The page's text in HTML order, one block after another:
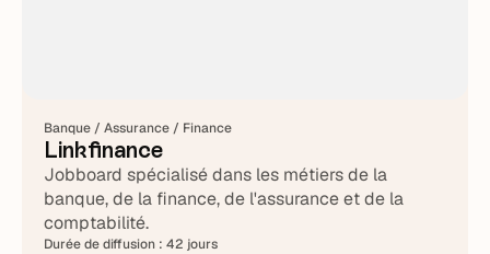
Banque / Assurance / Finance
Linkfinance
Jobboard spécialisé dans les métiers de la
banque, de la finance, de l'assurance et de la
comptabilité.
Durée de diffusion :42 jours